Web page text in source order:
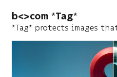
b<>com Tag
*Tag* protects images